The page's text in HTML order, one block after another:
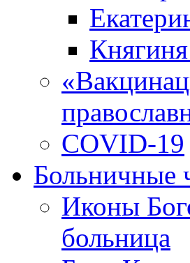
COVID-19
Больничные
Иконы
больница